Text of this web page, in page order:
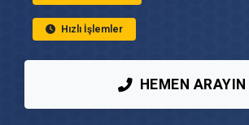
Osmangazi Ahşap Ev Yapımı
Osmangazi Peyzaj Hizmetleri
Osmangazi Mantolama Ustası
Hızlı İşlemler
HEMEN ARAYIN